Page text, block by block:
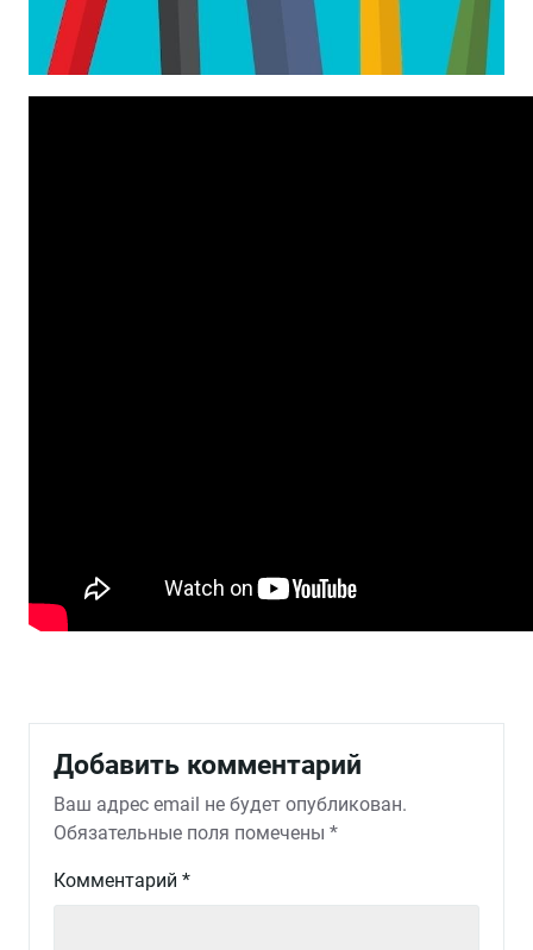
Добавить комментарий
Ваш адрес email не будет опубликован.
Обязательные поля помечены *
Комментарий *